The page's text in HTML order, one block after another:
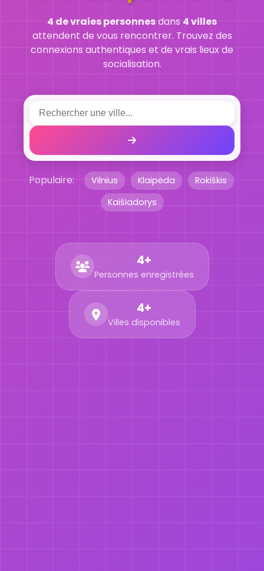
4 de vraies personnesdans 4 villes
attendent de vous rencontrer. Trouvez des
connexions authentiques et de vrais lieux de
socialisation.
Populaire: Vilnius Klaipėda
Rokiškis
Kaišiadorys
4+
Personnes enregistrées
4+
Villes disponibles